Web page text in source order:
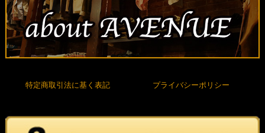
特定商取引法に基く表記 プライバシーポリシー